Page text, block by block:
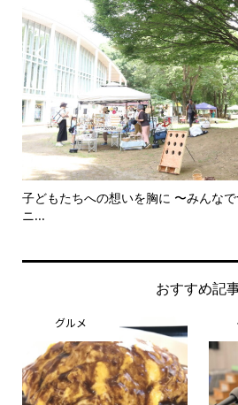

子どもたちへの想いを胸に 〜みんな
ニ...
おすすめ記
グルメ